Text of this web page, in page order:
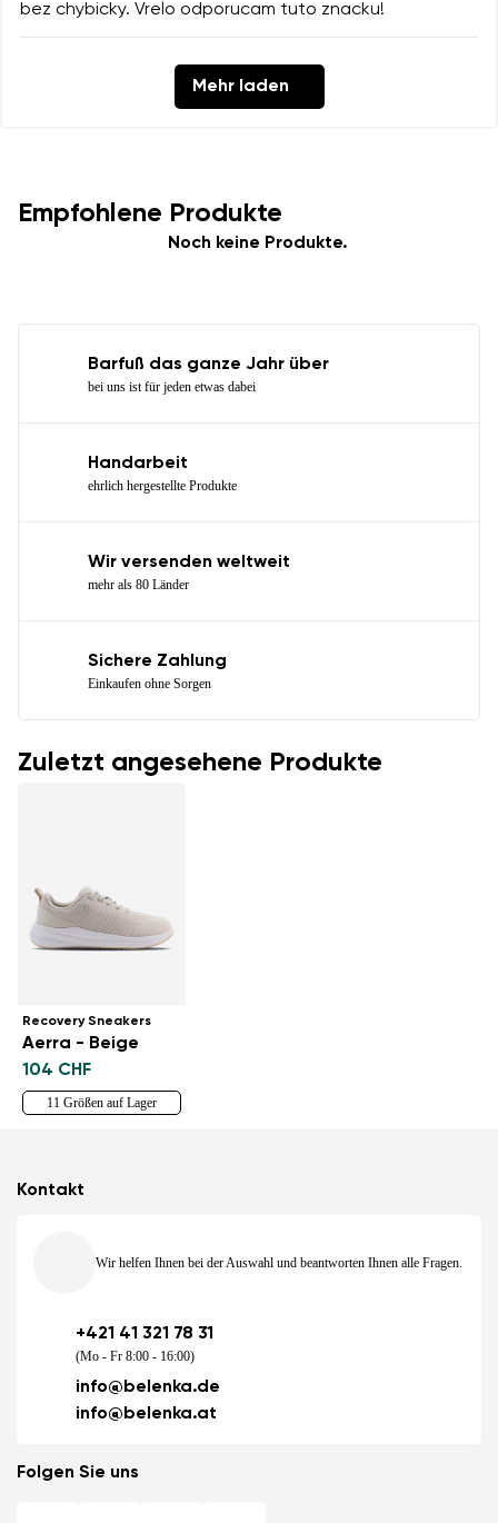
bez chybicky. Vrelo odporucam tuto znacku!
Mehr laden
Empfohlene Produkte
Noch keine Produkte.
Barfuß das ganze Jahr über
bei uns ist für jeden etwas dabei
Handarbeit
ehrlich hergestellte Produkte
Wir versenden weltweit
mehr als 80 Länder
Sichere Zahlung
Einkaufen ohne Sorgen
Zuletzt angesehene Produkte
Recovery Sneakers
Aerra - Beige
104 CHF
11 Größen auf Lager
Kontakt
Wir helfen Ihnen bei der Auswahl und beantworten Ihnen alle Fragen.
+421 41 321 78 31
(Mo - Fr 8:00 - 16:00)
info@belenka.de
info@belenka.at
Folgen Sie uns